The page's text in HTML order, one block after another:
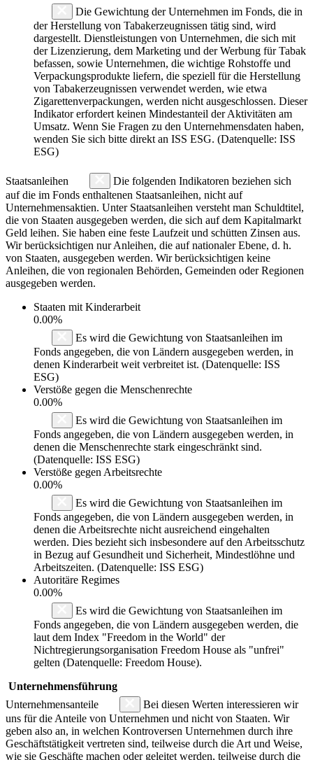
Die Gewichtung der Unternehmen im Fonds, die in
der Herstellung von Tabakerzeugnissen tätig sind, wird
dargestellt. Dienstleistungen von Unternehmen, die sich mit
der Lizenzierung, dem Marketing und der Werbung für Tabak
befassen, sowie Unternehmen, die wichtige Rohstoffe und
Verpackungsprodukte liefern, die speziell für die Herstellung
von Tabakerzeugnissen verwendet werden, wie etwa
Zigarettenverpackungen, werden nicht ausgeschlossen. Dieser
Indikator erfordert keinen Mindestanteil der Aktivitäten am
Umsatz. Wenn Sie Fragen zu den Unternehmensdaten haben,
wenden Sie sich bitte direkt an ISS ESG. (Datenquelle: ISS
ESG)
Staatsanleihen
Die folgenden Indikatoren beziehen sich
auf die im Fonds enthaltenen Staatsanleihen, nicht auf
Unternehmensaktien. Unter Staatsanleihen versteht man Schuldtitel,
die von Staaten ausgegeben werden, die sich auf dem Kapitalmarkt
Geld leihen. Sie haben eine feste Laufzeit und schütten Zinsen aus.
Wir berücksichtigen nur Anleihen, die auf nationaler Ebene, d. h.
von Staaten, ausgegeben werden. Wir berücksichtigen keine
Anleihen, die von regionalen Behörden, Gemeinden oder Regionen
ausgegeben werden.
Staaten mit Kinderarbeit
0.00%
Es wird die Gewichtung von Staatsanleihen im
Fonds angegeben, die von Ländern ausgegeben werden, in
denen Kinderarbeit weit verbreitet ist. (Datenquelle: ISS
ESG)
Verstöße gegen die Menschenrechte
0.00%
Es wird die Gewichtung von Staatsanleihen im
Fonds angegeben, die von Ländern ausgegeben werden, in
denen die Menschenrechte stark eingeschränkt sind.
(Datenquelle: ISS ESG)
Verstöße gegen Arbeitsrechte
0.00%
Es wird die Gewichtung von Staatsanleihen im
Fonds angegeben, die von Ländern ausgegeben werden, in
denen die Arbeitsrechte nicht ausreichend eingehalten
werden. Dies bezieht sich insbesondere auf den Arbeitsschutz
in Bezug auf Gesundheit und Sicherheit, Mindestlöhne und
Arbeitszeiten. (Datenquelle: ISS ESG)
Autoritäre Regimes
0.00%
Es wird die Gewichtung von Staatsanleihen im
Fonds angegeben, die von Ländern ausgegeben werden, die
laut dem Index "Freedom in the World" der
Nichtregierungsorganisation Freedom House als "unfrei"
gelten (Datenquelle: Freedom House).
Unternehmensführung
Unternehmensanteile
Bei diesen Werten interessieren wir
uns für die Anteile von Unternehmen und nicht von Staaten. Wir
geben also an, in welchen Kontroversen Unternehmen durch ihre
Geschäftstätigkeit vertreten sind, teilweise durch die Art und Weise,
wie sie Geschäfte machen oder geleitet werden, teilweise durch die